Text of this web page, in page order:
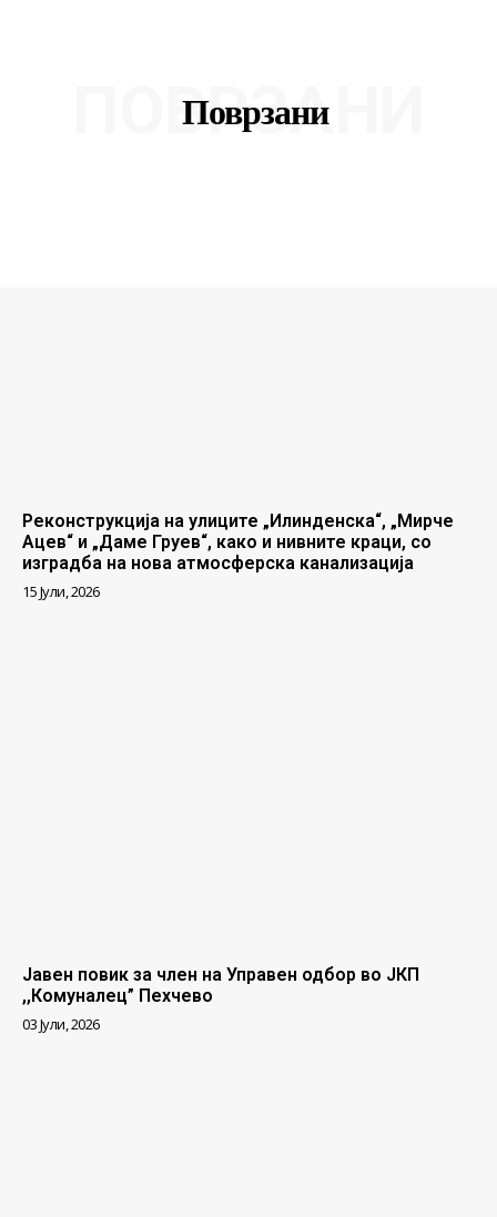
Поврзани
ПОВРЗАНИ
Реконструкција на улиците „Илинденска“, „Мирче
Ацев“ и „Даме Груев“, како и нивните краци, со
изградба на нова атмосферска канализација
15 Јули, 2026
Јавен повик за член на Управен одбор во ЈКП
,,Комуналец” Пехчево
03 Јули, 2026